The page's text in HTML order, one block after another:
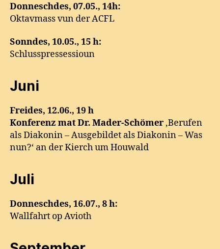
Donneschdes, 07.05., 14h:
Oktavmass vun der ACFL
Sonndes, 10.05., 15 h:
Schlusspressessioun
Juni
Freides, 12.06., 19 h
Konferenz mat Dr. Mader-Schömer ‚Berufen
als Diakonin – Ausgebildet als Diakonin – Was
nun?‘ an der Kierch um Houwald
Juli
Donneschdes, 16.07., 8 h:
Wallfahrt op Avioth